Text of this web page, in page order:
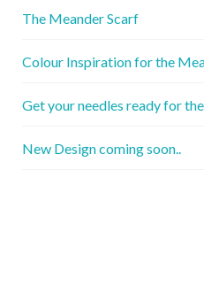
The Meander Scarf
Colour Inspiration for the
Get your needles ready for
New Design coming soon..